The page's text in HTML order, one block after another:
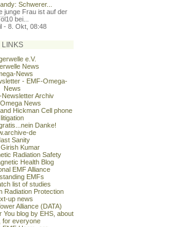
Schwerer...
junge Frau ist auf der
bei...
- 8. Okt, 08:48
LINKS
e.V.
News
News
- EMF-Omega-
News
Newsletter Archiv
News
Hickman Cell phone
litigation
Danke!
de
Sanity
Kumar
Radiation Safety
Health Blog
EMF Alliance
EMFs
list of studies
Radiation Protection
up news
Alliance (DATA)
You blog by EHS, about
for everyone